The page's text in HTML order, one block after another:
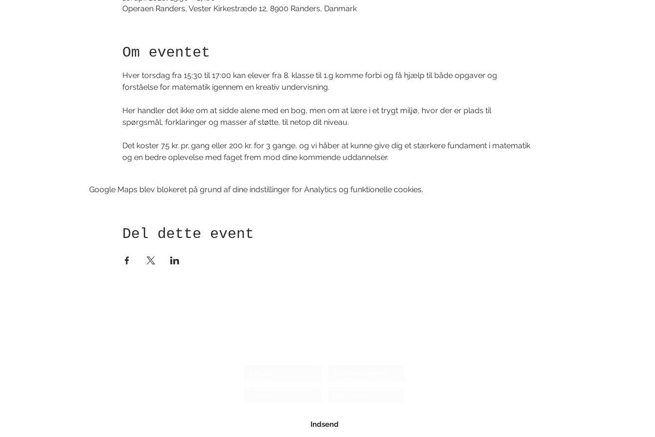
Operaen Randers, Vester Kirkestræde 12, 8900 Randers, Danmark
Om eventet
Hver torsdag fra 15:30 til 17:00 kan elever fra 8. klasse til 1.g komme forbi og få hjælp til både opgaver og
forståelse for matematik igennem en kreativ undervisning.
Her handler det ikke om at sidde alene med en bog, men om at lære i et trygt miljø, hvor der er plads til
spørgsmål, forklaringer og masser af støtte, til netop dit niveau.
Det koster 75 kr. pr. gang eller 200 kr. for 3 gange, og vi håber at kunne give dig et stærkere fundament i matematik
og en bedre oplevelse med faget frem mod dine kommende uddannelser.
Google Maps blev blokeret på grund af dine indstillinger for Analytics og funktionelle cookies.
Del dette event
Indsend